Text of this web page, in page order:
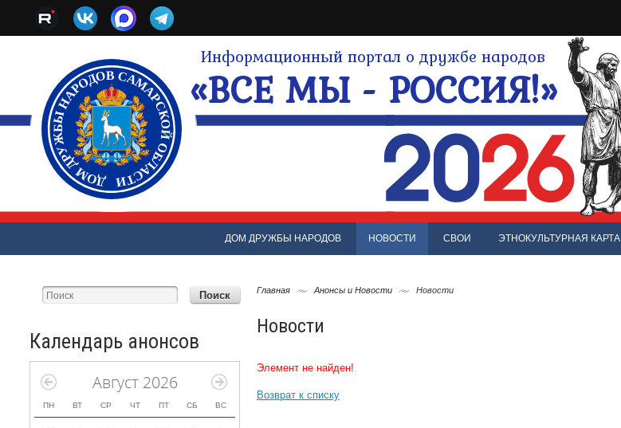
Информационный портал о дружбе народов
«ВСЕ МЫ - РОССИЯ!»
ДОМ ДРУЖБЫ НАРОДОВ НОВОСТИ СВОИ ЭТНОКУЛЬТУРНАЯ КАРТА
Календарь анонсов
Август 2026
ПН ВТ СР ЧТ ПТ СБ ВС
Главная Анонсы и Новости Новости
Новости
Элемент не найден!
Возврат к списку